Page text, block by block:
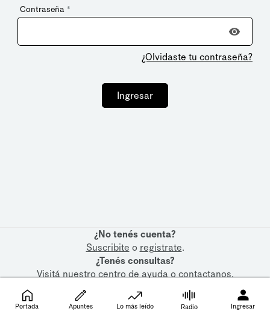
Contraseña *
¿Olvidaste tu contraseña?
Ingresar
¿No tenés cuenta?
Suscribite o registrate.
¿Tenés consultas?
Visitá nuestrocentro de ayudaocontactanos.
Portada Apuntes Lo más leído Radio Ingresar